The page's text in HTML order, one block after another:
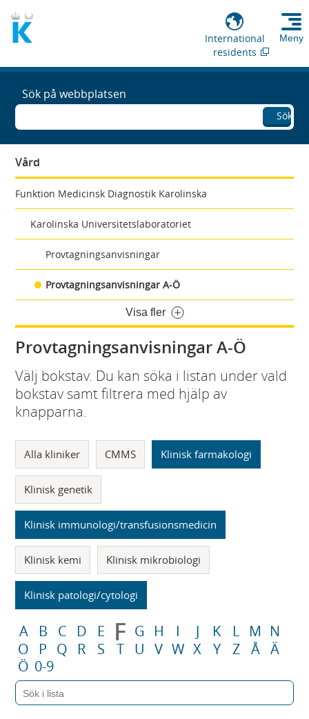
International
residents
Meny
Sök på webbplatsen
Sök
Vård
Funktion Medicinsk Diagnostik Karolinska
Karolinska Universitetslaboratoriet
Provtagningsanvisningar
Provtagningsanvisningar A-Ö
Visa fler
Provtagningsanvisningar A-Ö
Välj bokstav. Du kan söka i listan under vald
bokstav samt filtrera med hjälp av
knapparna.
Alla kliniker CMMS Klinisk farmakologi
Klinisk genetik
Klinisk immunologi/transfusionsmedicin
Klinisk kemi Klinisk mikrobiologi
Klinisk patologi/cytologi
A B C D E F G H I J K L M N
O
P Q R S T U V W X Y Z Å Ä
Ö 0-9